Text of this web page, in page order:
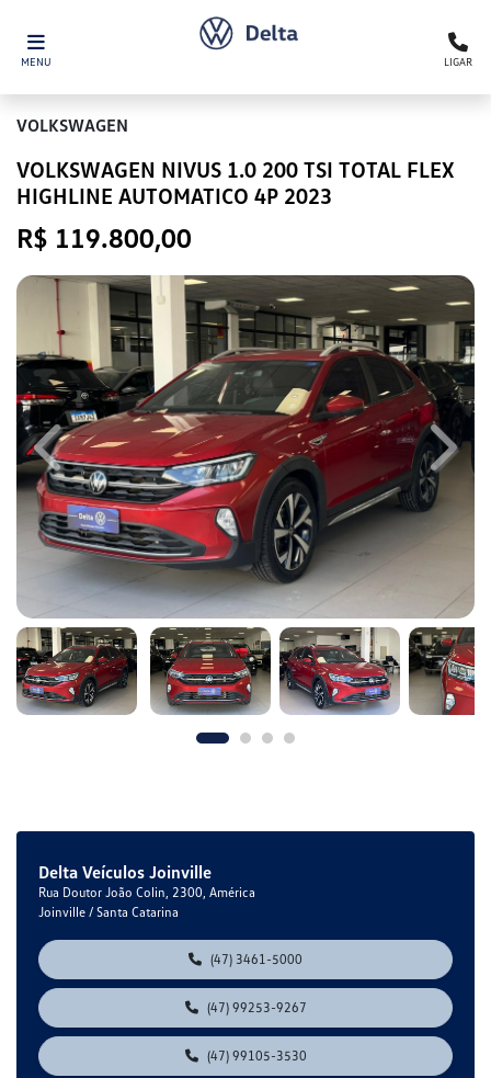
MENU LIGAR
VOLKSWAGEN
VOLKSWAGEN NIVUS 1.0 200 TSI TOTAL FLEX
HIGHLINE AUTOMATICO 4P 2023
R$ 119.800,00
Previous Next
Delta Veículos Joinville
Rua Doutor João Colin, 2300, América
Joinville / Santa Catarina
(47) 3461-5000
(47) 99253-9267
(47) 99105-3530